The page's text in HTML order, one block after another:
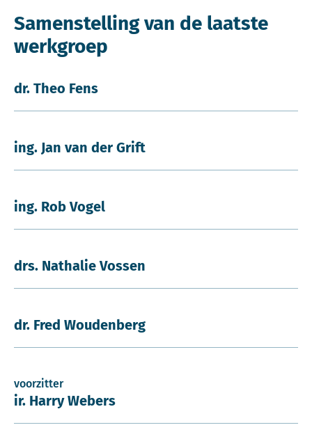
Samenstelling van de laatste
werkgroep
dr. Theo Fens
ing. Jan van der Grift
ing. Rob Vogel
drs. Nathalie Vossen
dr. Fred Woudenberg
voorzitter
ir. Harry Webers